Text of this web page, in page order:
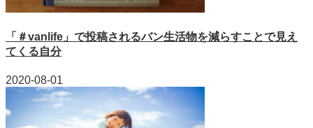
「＃vanlife」で投稿されるバン生活物を減らすことで見え
てくる自分
2020-08-01